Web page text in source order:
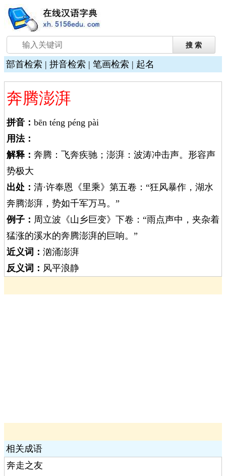
部首检索 | 拼音检索 | 笔画检索 | 起名
奔腾澎湃
拼音： bēn téng péng pài
用法：
解释： 奔腾：飞奔疾驰；澎湃：波涛冲击声。形容声
势极大
出处： 清·许奉恩《里乘》第五卷：“狂风暴作，湖水
奔腾澎湃，势如千军万马。”
例子： 周立波《山乡巨变》下卷：“雨点声中，夹杂着
猛涨的溪水的奔腾澎湃的巨响。”
近义词： 汹涌澎湃
反义词： 风平浪静
相关成语
奔走之友